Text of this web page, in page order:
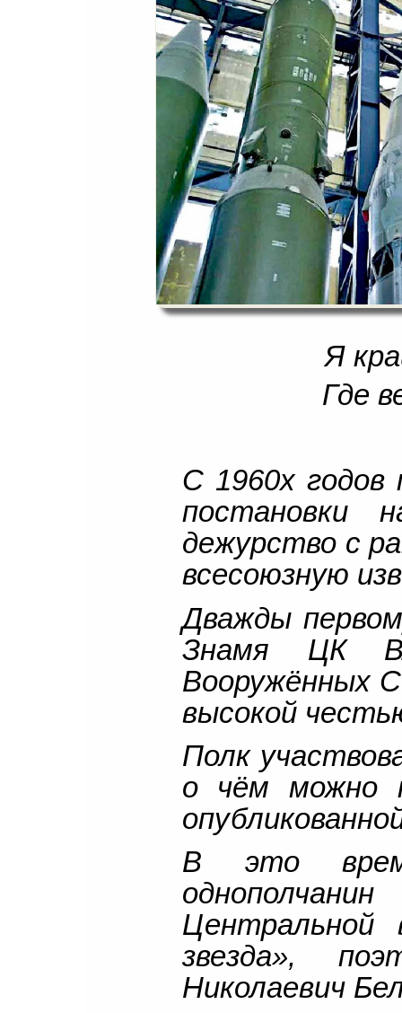
Я
Где
С 1960х годов
постановки
дежурство с
всесоюзную
Дважды
Знамя ЦК
Вооружённых
высокой
Полк
о чём можно
В это
Центральной
звезда»,
Николаевич